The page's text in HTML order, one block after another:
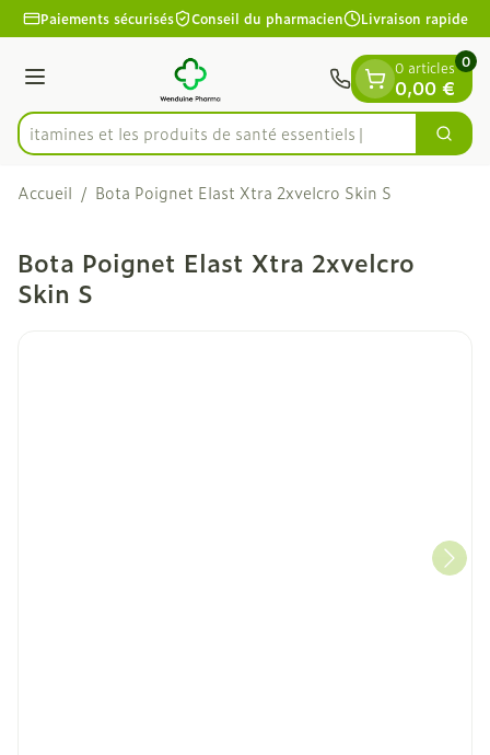
Aller au contenu
1 de 1
Paiements sécurisés Conseil du pharmacien Livraison rapide
Menu
Rechercher
vitamines et les produits de santé essentiels
0 articles
0,00 €
0
Accueil / Bota Poignet Elast Xtra 2xvelcro Skin S
Bota Poignet Elast Xtra 2xvelcro
Skin S